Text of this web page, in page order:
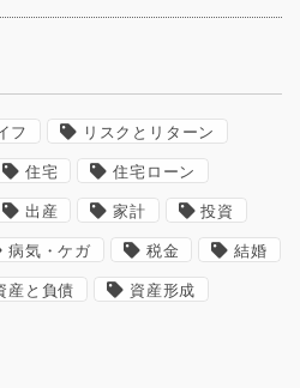
フ リスクとリターン
住宅 住宅ローン
出産 家計 投資
病気・ケガ 税金 結婚
産と負債 資産形成